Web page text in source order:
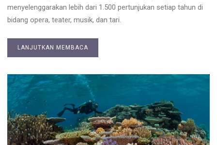
menyelenggarakan lebih dari 1.500 pertunjukan setiap tahun di
bidang opera, teater, musik, dan tari.
LANJUTKAN MEMBACA